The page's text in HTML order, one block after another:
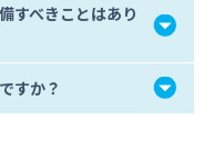
すべきことはあり
すか？